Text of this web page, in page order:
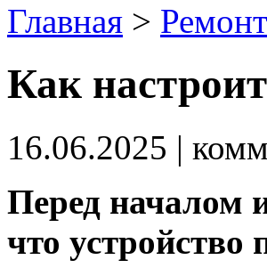
Главная >
Как
16.06.2025 |
Перед началом
что устройство